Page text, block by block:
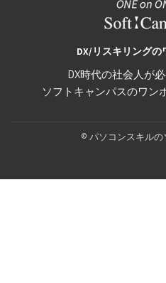
DX/リスキリング
DX時代の社会人が
ソフトキャンパスのワン
Secondary
Menu
© パソコンスキル